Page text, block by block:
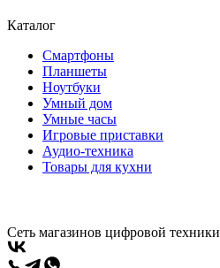
Каталог
Смартфоны
Планшеты
Ноутбуки
Умный дом
Умные часы
Игровые приставки
Аудио-техника
Товары для кухни
Сеть магазинов цифровой техники